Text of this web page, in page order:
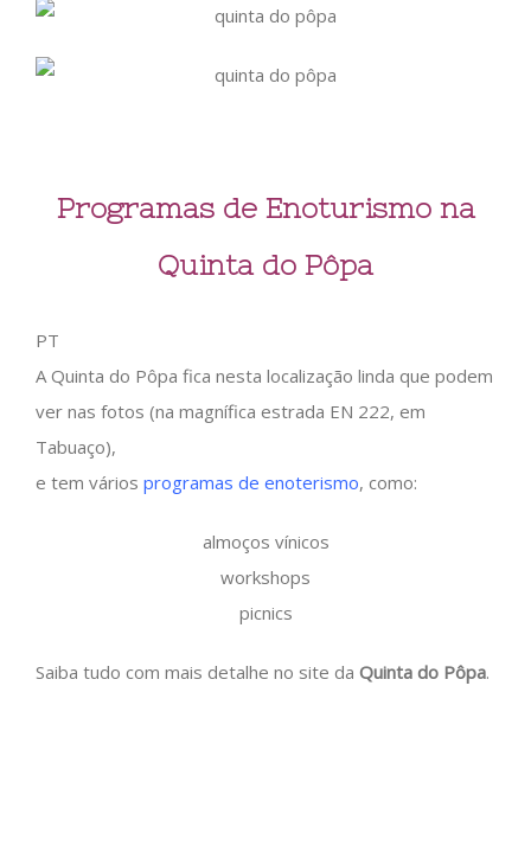
Programas de Enoturismo na
Quinta do Pôpa
PT
A Quinta do Pôpa fica nesta localização linda que podem
ver nas fotos (na magnífica estrada EN 222, em
Tabuaço),
e tem vários programas de enoterismo, como:
almoços vínicos
workshops
picnics
Saiba tudo com mais detalhe no site da Quinta do Pôpa.